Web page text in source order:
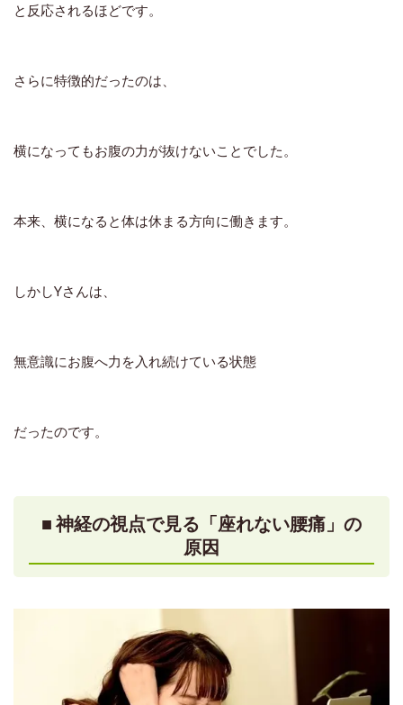
と反応されるほどです。
さらに特徴的だったのは、
横になってもお腹の力が抜けないことでした。
本来、横になると体は休まる方向に働きます。
しかしYさんは、
無意識にお腹へ力を入れ続けている状態
だったのです。
■ 神経の視点で見る「座れない腰痛」の
原因